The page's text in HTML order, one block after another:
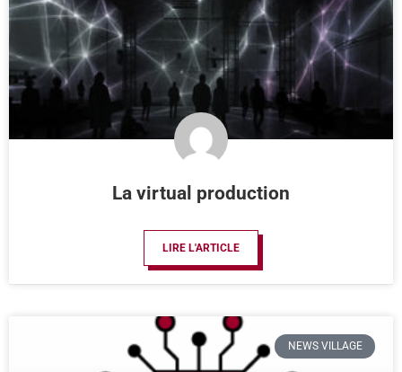
La virtual production
LIRE L'ARTICLE
NEWS VILLAGE